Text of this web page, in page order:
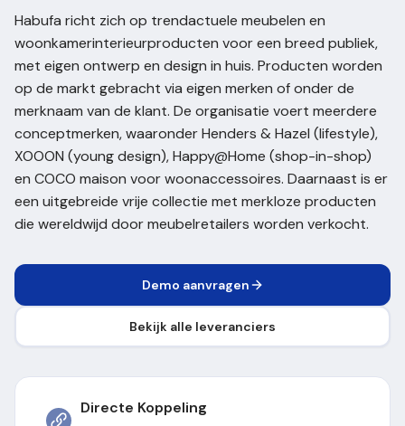
Habufa richt zich op trendactuele meubelen en
woonkamerinterieurproducten voor een breed publiek,
met eigen ontwerp en design in huis. Producten worden
op de markt gebracht via eigen merken of onder de
merknaam van de klant. De organisatie voert meerdere
conceptmerken, waaronder Henders & Hazel (lifestyle),
XOOON (young design), Happy@Home (shop-in-shop)
en COCO maison voor woonaccessoires. Daarnaast is er
een uitgebreide vrije collectie met merkloze producten
die wereldwijd door meubelretailers worden verkocht.
Demo aanvragen
Bekijk alle leveranciers
Directe Koppeling